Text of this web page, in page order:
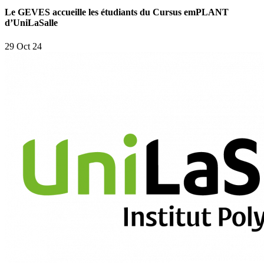
Le GEVES accueille les étudiants du Cursus emPLANT
d’UniLaSalle
29 Oct 24